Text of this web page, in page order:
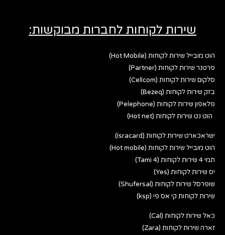
שירות לקוחות לחברות מבוקשות:
הוט מובייל שירות לקוחות (Hot Mobile)
פרטנר שירות לקוחות (Partner)
סלקום שירות לקוחות (Cellcom)
בזק שירות לקוחות (Bezeq)
פלאפון שירות לקוחות (Pelephone)
הוט נט שירות לקוחות (Hot net)
ישראכארט שירות לקוחות (Isracard)
הוט מובייל שירות לקוחות (Hot mobile)
תמי 4 שירות לקוחות (Tami 4)
יס שירות לקוחות (Yes)
שופרסל שירות לקוחות (Shufersal)
שירות לקוחות קי אס פי (ksp)
כאל שירות לקוחות (Cal)
זארה שירות לקוחות (Zara)